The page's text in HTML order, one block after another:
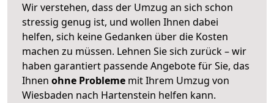
Wir verstehen, dass der Umzug an sich schon
stressig genug ist, und wollen Ihnen dabei
helfen, sich keine Gedanken über die Kosten
machen zu müssen. Lehnen Sie sich zurück – wir
haben garantiert passende Angebote für Sie, das
Ihnen ohne Probleme mit Ihrem Umzug von
Wiesbaden nach Hartenstein helfen kann.